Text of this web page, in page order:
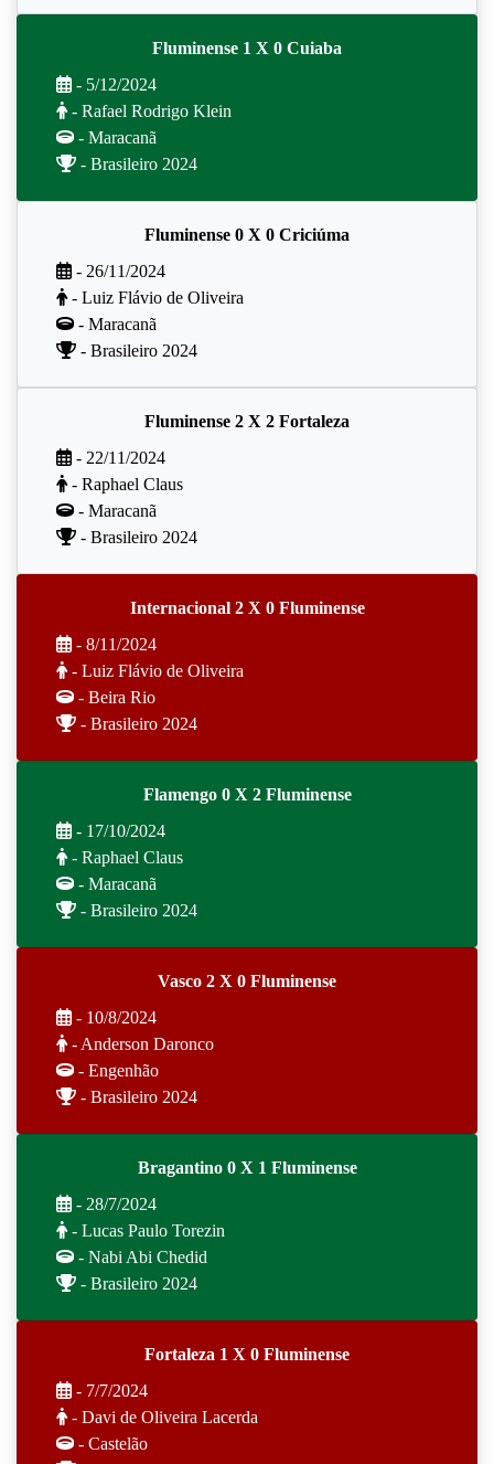
Fluminense 1 X 0 Cuiaba
- 5/12/2024
- Rafael Rodrigo Klein
- Maracanã
- Brasileiro 2024
Fluminense 0 X 0 Criciúma
- 26/11/2024
- Luiz Flávio de Oliveira
- Maracanã
- Brasileiro 2024
Fluminense 2 X 2 Fortaleza
- 22/11/2024
- Raphael Claus
- Maracanã
- Brasileiro 2024
Internacional 2 X 0 Fluminense
- 8/11/2024
- Luiz Flávio de Oliveira
- Beira Rio
- Brasileiro 2024
Flamengo 0 X 2 Fluminense
- 17/10/2024
- Raphael Claus
- Maracanã
- Brasileiro 2024
Vasco 2 X 0 Fluminense
- 10/8/2024
- Anderson Daronco
- Engenhão
- Brasileiro 2024
Bragantino 0 X 1 Fluminense
- 28/7/2024
- Lucas Paulo Torezin
- Nabi Abi Chedid
- Brasileiro 2024
Fortaleza 1 X 0 Fluminense
- 7/7/2024
- Davi de Oliveira Lacerda
- Castelão